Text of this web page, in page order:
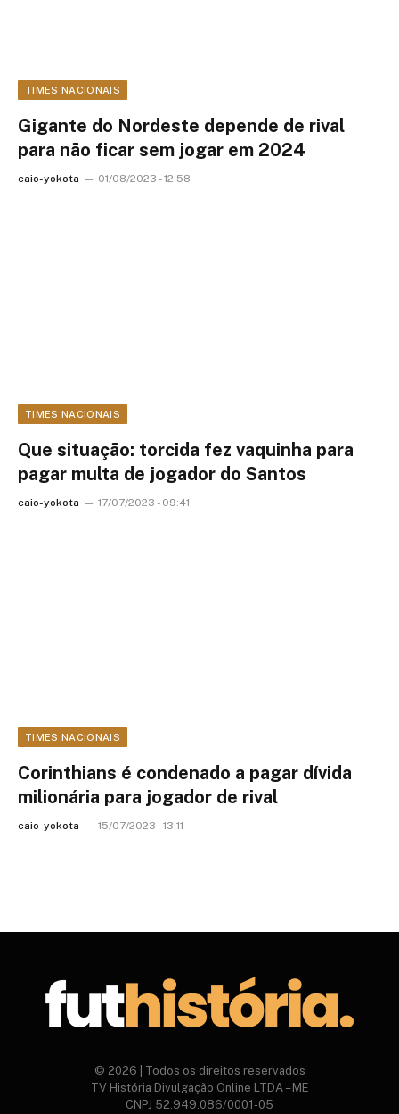
TIMES NACIONAIS
Gigante do Nordeste depende de rival
para não ficar sem jogar em 2024
caio-yokota 01/08/2023 - 12:58
TIMES NACIONAIS
Que situação: torcida fez vaquinha para
pagar multa de jogador do Santos
caio-yokota 17/07/2023 - 09:41
TIMES NACIONAIS
Corinthians é condenado a pagar dívida
milionária para jogador de rival
caio-yokota 15/07/2023 - 13:11
© 2026 | Todos os direitos reservados
TV História Divulgação Online LTDA – ME
CNPJ 52.949.086/0001-05